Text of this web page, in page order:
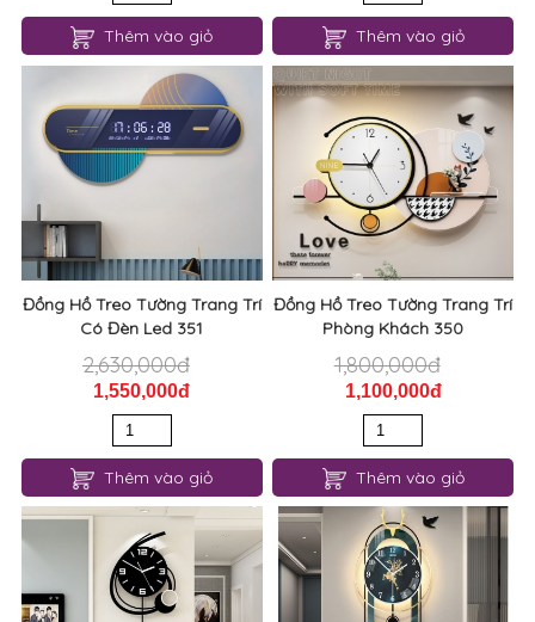
Đồng Hồ Treo Tường Trang Trí
Có Đèn Led 351
2,630,000đ
1,550,000đ
Thêm vào giỏ
Đồng Hồ Treo Tường Trang Trí
Phòng Khách 350
1,800,000đ
1,100,000đ
Thêm vào giỏ